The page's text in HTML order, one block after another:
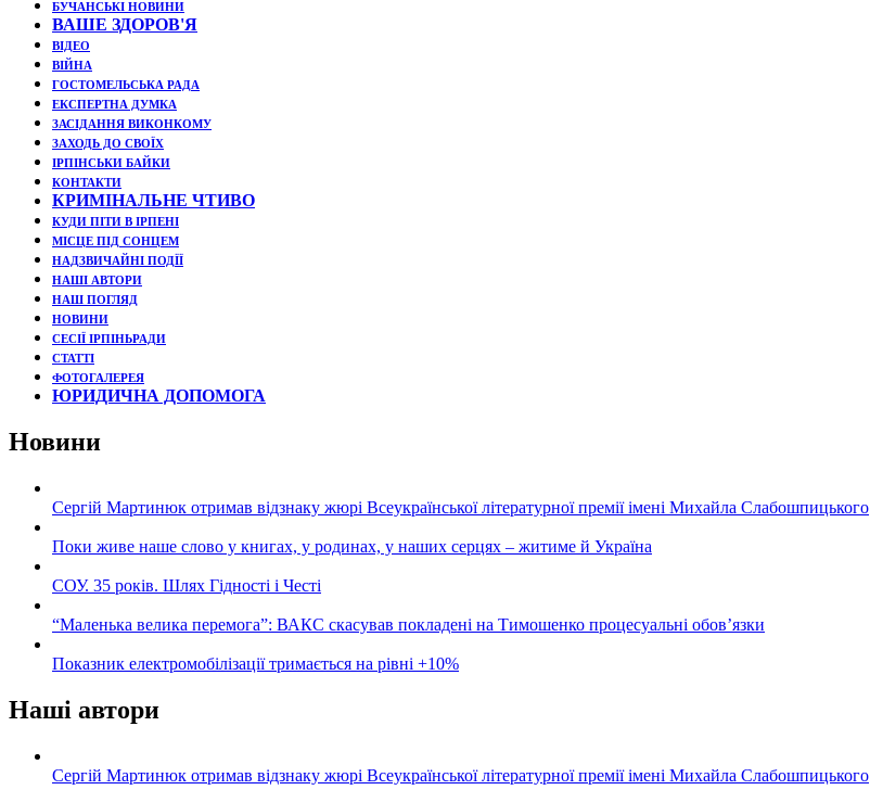
БУЧАНСЬКІ НОВИНИ
ВАШЕ ЗДОРОВ'Я
ВІДЕО
ВІЙНА
ГОСТОМЕЛЬСЬКА РАДА
ЕКСПЕРТНА ДУМКА
ЗАСІДАННЯ ВИКОНКОМУ
ЗАХОДЬ ДО СВОЇХ
ІРПІНСЬКИ БАЙКИ
КОНТАКТИ
КРИМІНАЛЬНЕ ЧТИВО
КУДИ ПІТИ В ІРПЕНІ
МІСЦЕ ПІД СОНЦЕМ
НАДЗВИЧАЙНІ ПОДЇЇ
НАШІ АВТОРИ
НАШ ПОГЛЯД
НОВИНИ
СЕСІЇ ІРПІНЬРАДИ
СТАТТІ
ФОТОГАЛЕРЕЯ
ЮРИДИЧНА ДОПОМОГА
Новини
Сергій Мартинюк отримав відзнаку жюрі Всеукраїнської літературної премії імені Михайла Слабошпицького
Поки живе наше слово у книгах, у родинах, у наших серцях – житиме й Україна
СОУ. 35 років. Шлях Гідності і Честі
“Маленька велика перемога”: ВАКС скасував покладені на Тимошенко процесуальні обов’язки
Показник електромобілізації тримається на рівні +10%
Наші автори
Сергій Мартинюк отримав відзнаку жюрі Всеукраїнської літературної премії імені Михайла Слабошпицького